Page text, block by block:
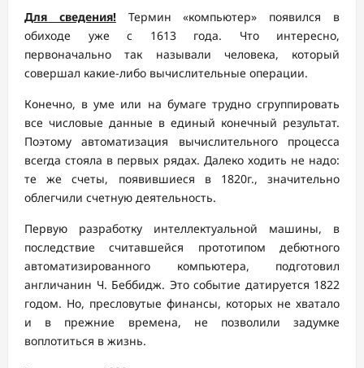
Для сведения!Термин «компьютер» появился в
обиходе уже с 1613 года. Что интересно,
первоначально так называли человека, который
совершал какие-либо вычислительные операции.
Конечно, в уме или на бумаге трудно сгруппировать
все числовые данные в единый конечный результат.
Поэтому автоматизация вычислительного процесса
всегда стояла в первых рядах. Далеко ходить не надо:
те же счеты, появившиеся в 1820г., значительно
облегчили счетную деятельность.
Первую разработку интеллектуальной машины, в
последствие считавшейся прототипом дебютного
автоматизированного компьютера, подготовил
англичанин Ч. Беббидж. Это событие датируется 1822
годом. Но, пресловутые финансы, которых не хватало
и в прежние времена, не позволили задумке
воплотиться в жизнь.